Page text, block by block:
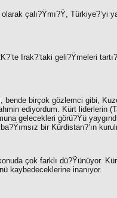
çalı?Ÿmı?Ÿ, Türkiye?’yi
Irak?’taki geli?Ÿmeleri
bende birçok gözlemci gibi,
ediyordum. Kürt liderlerin
gelecekleri görü?Ÿü
bir Kürdistan?’ın
çok farklı dü?Ÿünüyor.
kaybedeceklerine inanıyor.